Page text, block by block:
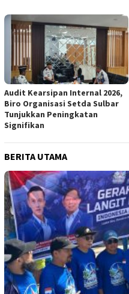
Audit Kearsipan Internal 2026,
Biro Organisasi Setda Sulbar
Tunjukkan Peningkatan
Signifikan
BERITA UTAMA